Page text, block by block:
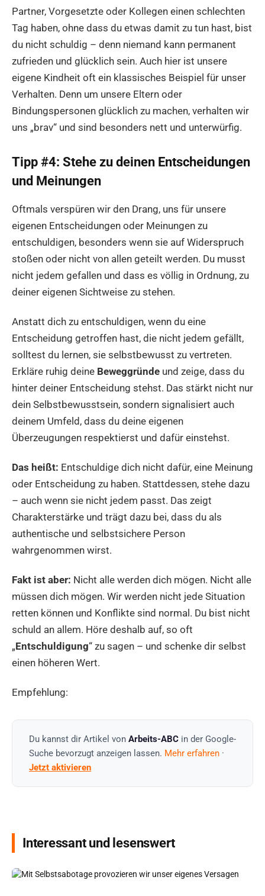
Partner, Vorgesetzte oder Kollegen einen schlechten
Tag haben, ohne dass du etwas damit zu tun hast, bist
du nicht schuldig – denn niemand kann permanent
zufrieden und glücklich sein. Auch hier ist unsere
eigene Kindheit oft ein klassisches Beispiel für unser
Verhalten. Denn um unsere Eltern oder
Bindungspersonen glücklich zu machen, verhalten wir
uns „brav“ und sind besonders nett und unterwürfig.
Tipp #4: Stehe zu deinen Entscheidungen
und Meinungen
Oftmals verspüren wir den Drang, uns für unsere
eigenen Entscheidungen oder Meinungen zu
entschuldigen, besonders wenn sie auf Widerspruch
stoßen oder nicht von allen geteilt werden. Du musst
nicht jedem gefallen und dass es völlig in Ordnung, zu
deiner eigenen Sichtweise zu stehen.
Anstatt dich zu entschuldigen, wenn du eine
Entscheidung getroffen hast, die nicht jedem gefällt,
solltest du lernen, sie selbstbewusst zu vertreten.
Erkläre ruhig deine Beweggründe und zeige, dass du
hinter deiner Entscheidung stehst. Das stärkt nicht nur
dein Selbstbewusstsein, sondern signalisiert auch
deinem Umfeld, dass du deine eigenen
Überzeugungen respektierst und dafür einstehst.
Das heißt: Entschuldige dich nicht dafür, eine Meinung
oder Entscheidung zu haben. Stattdessen, stehe dazu
– auch wenn sie nicht jedem passt. Das zeigt
Charakterstärke und trägt dazu bei, dass du als
authentische und selbstsichere Person
wahrgenommen wirst.
Fakt ist aber: Nicht alle werden dich mögen. Nicht alle
müssen dich mögen. Wir werden nicht jede Situation
retten können und Konflikte sind normal. Du bist nicht
schuld an allem. Höre deshalb auf, so oft
„Entschuldigung“ zu sagen – und schenke dir selbst
einen höheren Wert.
Empfehlung:
Du kannst dir Artikel von Arbeits-ABC in der Google-
Suche bevorzugt anzeigen lassen. Mehr erfahren ·
Jetzt aktivieren
Interessant und lesenswert